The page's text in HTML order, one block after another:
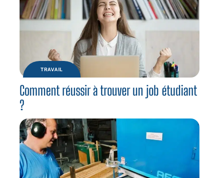
TRAVAIL
Comment réussir à trouver un job étudiant
?